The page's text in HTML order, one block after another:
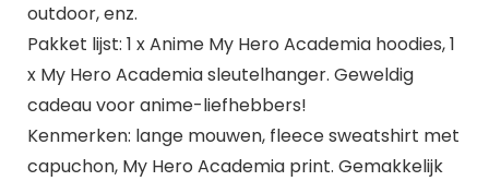
outdoor, enz.
Pakket lijst: 1 x Anime My Hero Academia hoodies, 1
x My Hero Academia sleutelhanger. Geweldig
cadeau voor anime-liefhebbers!
Kenmerken: lange mouwen, fleece sweatshirt met
capuchon, My Hero Academia print. Gemakkelijk